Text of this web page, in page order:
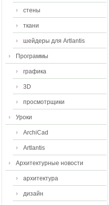
стены
ткани
шейдеры для Artlantis
Программы
графика
3D
просмотрщики
Уроки
ArchiCad
Artlantis
Архитектурные новости
архитектура
дизайн